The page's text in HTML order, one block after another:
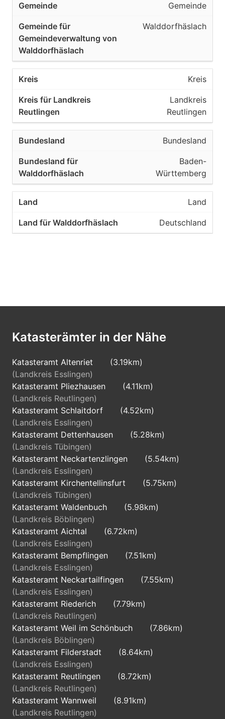
Gemeinde
Walddorfhäslach
Kreis
Landkreis
Reutlingen
Bundesland
Baden-
Württemberg
Land
Deutschland
Katasterämter in der Nähe
Katasteramt Altenriet
(3.19km)
(Landkreis Esslingen)
Katasteramt Pliezhausen
(4.11km)
(Landkreis Reutlingen)
Katasteramt Schlaitdorf
(4.52km)
(Landkreis Esslingen)
Katasteramt Dettenhausen
(5.28km)
(Landkreis Tübingen)
Katasteramt Neckartenzlingen
(5.54km)
(Landkreis Esslingen)
Katasteramt Kirchentellinsfurt
(5.75km)
(Landkreis Tübingen)
Katasteramt Waldenbuch
(5.98km)
(Landkreis Böblingen)
Katasteramt Aichtal
(6.72km)
(Landkreis Esslingen)
Katasteramt Bempflingen
(7.51km)
(Landkreis Esslingen)
Katasteramt Neckartailfingen
(7.55km)
(Landkreis Esslingen)
Katasteramt Riederich
(7.79km)
(Landkreis Reutlingen)
Katasteramt Weil im Schönbuch
(7.86km)
(Landkreis Böblingen)
Katasteramt Filderstadt
(8.64km)
(Landkreis Esslingen)
Katasteramt Reutlingen
(8.72km)
(Landkreis Reutlingen)
Katasteramt Wannweil
(8.91km)
(Landkreis Reutlingen)